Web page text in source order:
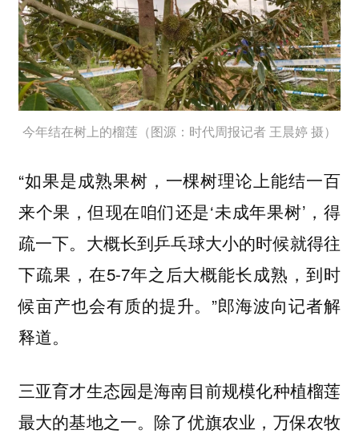
今年结在树上的榴莲（图源：时代周报记者 王晨婷 摄）
“如果是成熟果树，一棵树理论上能结一百
来个果，但现在咱们还是‘未成年果树’，得
疏一下。大概长到乒乓球大小的时候就得往
下疏果，在5-7年之后大概能长成熟，到时
候亩产也会有质的提升。”郎海波向记者解
释道。
三亚育才生态园是海南目前规模化种植榴莲
最大的基地之一。除了优旗农业，万保农牧